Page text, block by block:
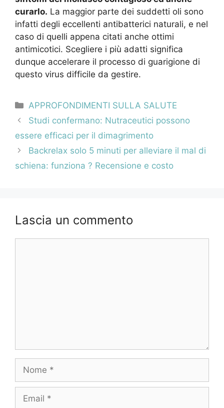
curarlo. La maggior parte dei suddetti oli sono
infatti degli eccellenti antibatterici naturali, e nel
caso di quelli appena citati anche ottimi
antimicotici. Scegliere i più adatti significa
dunque accelerare il processo di guarigione di
questo virus difficile da gestire.
Categorie
APPROFONDIMENTI SULLA SALUTE
Navigazione
Studi confermano: Nutraceutici possono
essere efficaci per il dimagrimento
Backrelax solo 5 minuti per alleviare il mal di
schiena: funziona ? Recensione e costo
Lascia un commento